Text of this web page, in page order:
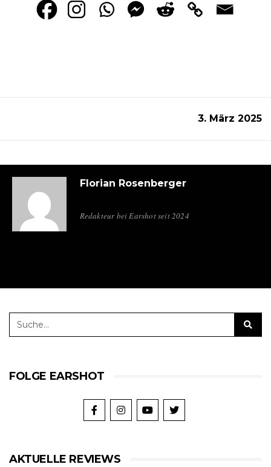
3. März 2025
Florian Rosenberger
Redakteur bei Earshot seit 2024
FOLGE EARSHOT
AKTUELLE REVIEWS